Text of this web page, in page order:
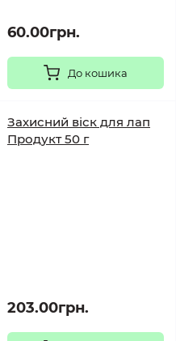
60.00грн.
До кошика
Захисний віск для лап
Продукт 50 г
203.00грн.